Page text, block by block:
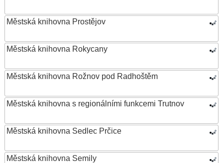
Městská knihovna Prostějov
Městská knihovna Rokycany
Městská knihovna Rožnov pod Radhoštěm
Městská knihovna s regionálními funkcemi Trutnov
Městská knihovna Sedlec Prčice
Městská knihovna Semily